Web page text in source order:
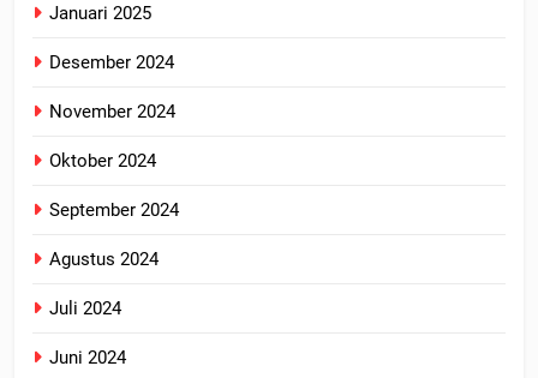
Januari 2025
Desember 2024
November 2024
Oktober 2024
September 2024
Agustus 2024
Juli 2024
Juni 2024